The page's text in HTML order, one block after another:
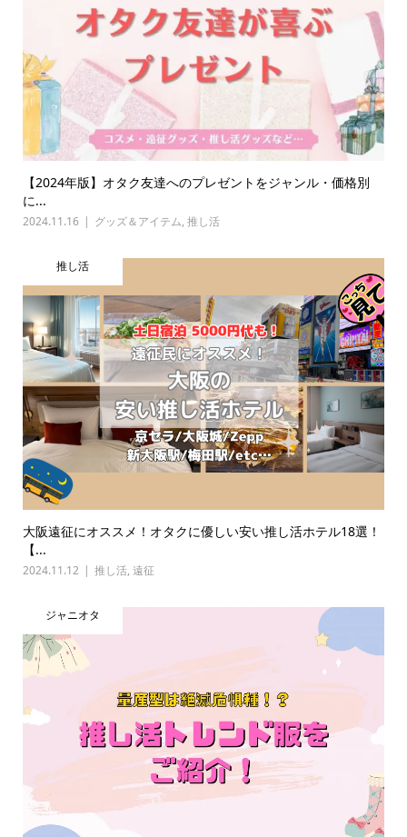
【2024年版】オタク友達へのプレゼントをジャンル・価格別
に...
2024.11.16 グッズ＆アイテム, 推し活
推し活
大阪遠征にオススメ！オタクに優しい安い推し活ホテル18選！
【...
2024.11.12 推し活, 遠征
ジャニオタ